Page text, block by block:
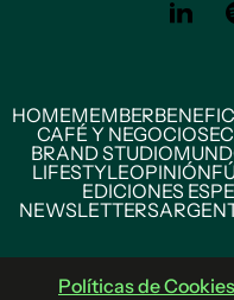
HOMEMEMBER
CAFÉ Y NEGOCIOS
BRAND STUDIO
LIFESTYLEOPINIÓN
EDICIONES
NEWSLETTERS
Políticas de Cookies